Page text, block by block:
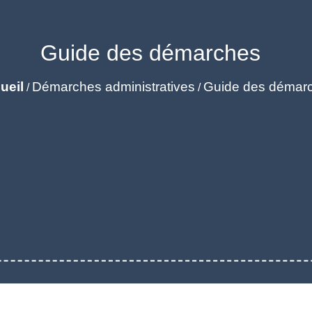
Guide des démarches
/ Démarches administratives / Guide des